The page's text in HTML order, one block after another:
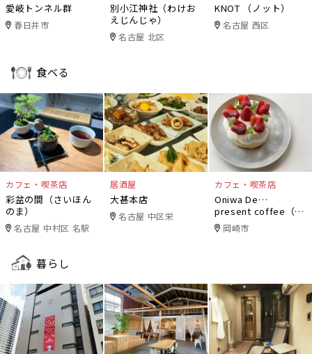
愛岐トンネル群
春日井市
別小江神社（わけお
えじんじゃ）
名古屋 北区
KNOT （ノット）
名古屋 西区
食べる
カフェ・喫茶店
彩盆の間（さいほん
のま）
名古屋 中村区 名駅
居酒屋
大甚本店
名古屋 中区栄
カフェ・喫茶店
Oniwa De…
present coffee（オ
ニワデ）
岡崎市
暮らし